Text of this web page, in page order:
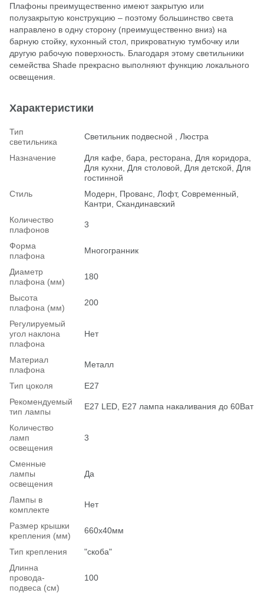
Плафоны преимущественно имеют закрытую или
полузакрытую конструкцию – поэтому большинство света
направлено в одну сторону (преимущественно вниз) на
барную стойку, кухонный стол, прикроватную тумбочку или
другую рабочую поверхность. Благодаря этому светильники
семейства Shade прекрасно выполняют функцию локального
освещения.
Характеристики
Тип
светильника
Светильник подвесной , Люстра
Назначение
Для кафе, бара, ресторана, Для коридора,
Для кухни, Для столовой, Для детской, Для
гостинной
Стиль
Модерн, Прованс, Лофт, Современный,
Кантри, Скандинавский
Количество
плафонов
3
Форма
плафона
Многогранник
Диаметр
плафона (мм)
180
Высота
плафона (мм)
200
Регулируемый
угол наклона
плафона
Нет
Материал
плафона
Металл
Тип цоколя
E27
Рекомендуемый
тип лампы
Е27 LED, E27 лампа накаливания до 60Ват
Количество
ламп
освещения
3
Сменные
лампы
освещения
Да
Лампы в
комплекте
Нет
Размер крышки
крепления (мм)
660х40мм
Тип крепления
"скоба"
Длинна
провода-
подвеса (см)
100